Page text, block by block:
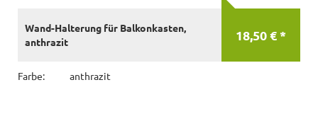
18,50 € *
Wand-Halterung für Balkonkasten,
anthrazit
Farbe: anthrazit